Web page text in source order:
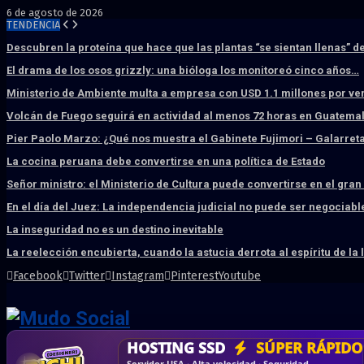
6 de agosto de 2026
TENDENCIA
Descubren la proteína que hace que las plantas “se sientan llenas”
El drama de los osos grizzly: una bióloga los monitoreó cinco años…
Ministerio de Ambiente multa a empresa con USD 1.1 millones por
Volcán de Fuego seguirá en actividad al menos 72 horas en
Pier Paolo Marzo: ¿Qué nos muestra el Gabinete Fujimori –
La cocina peruana debe convertirse en una política de Estado
Señor ministro: el Ministerio de Cultura puede convertirse en el
En el día del Juez: La independencia judicial no puede ser
La inseguridad no es un destino inevitable
La reelección encubierta, cuando la astucia derrota al espíritu de la
Facebook Twitter Instagram PinterestYoutube
HOSTING SSD SÚPER RÁPIDO
DISEÑO WEB PROFESIONAL
CRM & DASHBOARD A MEDIDA
CORREO CORPORATIVO